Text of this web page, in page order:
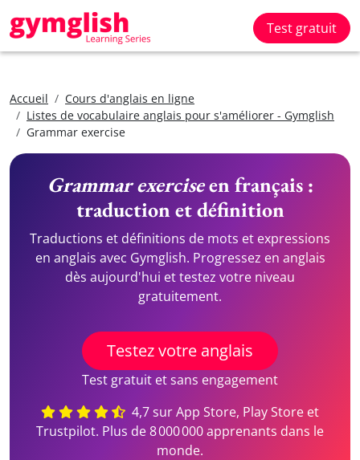
Test gratuit
Accueil
Cours d'anglais en ligne
Listes de vocabulaire anglais pour s'améliorer - Gymglish
Grammar exercise
Grammar exerciseen français :
traduction et définition
Traductions et définitions de mots et expressions
en anglais avec Gymglish. Progressez en anglais
dès aujourd'hui et testez votre niveau
gratuitement.
Testez votre anglais
Test gratuit et sans engagement
4,7 sur App Store, Play Store et
Trustpilot. Plus de 8 000 000 apprenants dans le
monde.